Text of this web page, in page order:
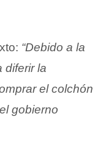
“Debido a la
diferir la
el colchón
gobierno